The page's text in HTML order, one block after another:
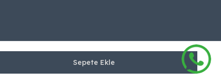
Sepete Ekle
©2026 Tüm Hakları Saklıdır | Kilim Mobilya